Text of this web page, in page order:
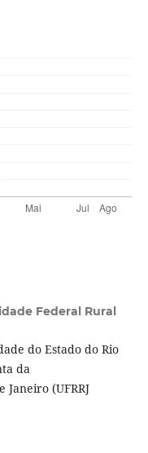
Federal Rural
do Estado do Rio
da
(UFRRJ